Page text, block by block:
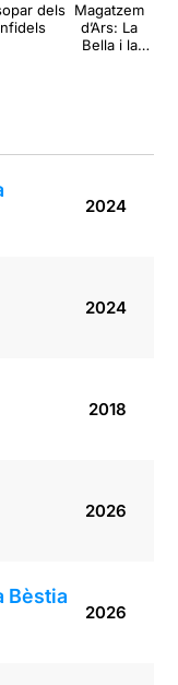
dels Magatzem
d’Ars: La
Bella i la
2024
2024
2018
2026
Bèstia
2026